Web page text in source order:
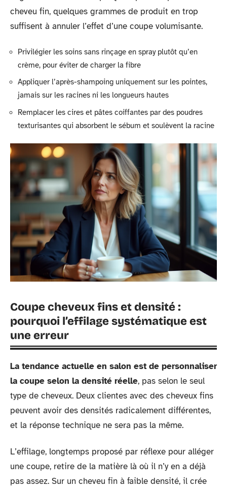
cheveu fin, quelques grammes de produit en trop
suffisent à annuler l’effet d’une coupe volumisante.
Privilégier les soins sans rinçage en spray plutôt qu’en
crème, pour éviter de charger la fibre
Appliquer l’après-shampoing uniquement sur les pointes,
jamais sur les racines ni les longueurs hautes
Remplacer les cires et pâtes coiffantes par des poudres
texturisantes qui absorbent le sébum et soulèvent la racine
Coupe cheveux fins et densité :
pourquoi l’effilage systématique est
une erreur
La tendance actuelle en salon est de personnaliser
la coupe selon la densité réelle, pas selon le seul
type de cheveux. Deux clientes avec des cheveux fins
peuvent avoir des densités radicalement différentes,
et la réponse technique ne sera pas la même.
L’effilage, longtemps proposé par réflexe pour alléger
une coupe, retire de la matière là où il n’y en a déjà
pas assez. Sur un cheveu fin à faible densité, il crée